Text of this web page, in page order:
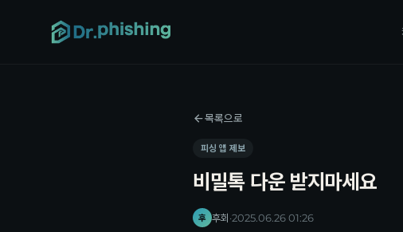
목록으로
피싱 앱 제보
비밀톡 다운 받지마세요
후 후회·2025.06.26 01:26